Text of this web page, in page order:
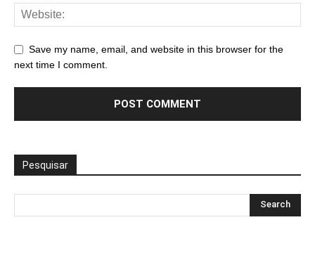
Save my name, email, and website in this browser for the
next time I comment.
Pesquisar